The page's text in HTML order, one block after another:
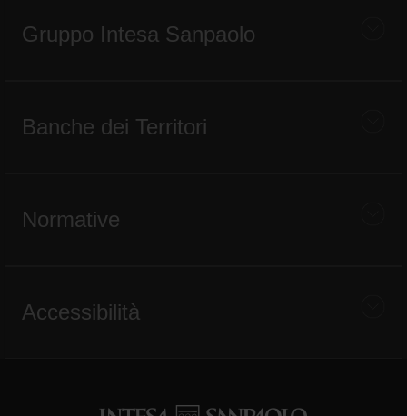
Gruppo Intesa Sanpaolo
Banche dei Territori
Normative
Accessibilità